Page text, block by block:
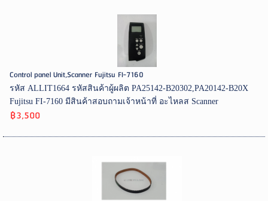
Control panel Unit,Scanner Fujitsu FI-7160
รหัส ALLIT1664 รหัสสินค้าผู้ผลิต PA25142-B20302,PA20142-B20X
Fujitsu FI-7160 มีสินค้าสอบถามเจ้าหน้าที่ อะไหลส Scanner
฿3,500